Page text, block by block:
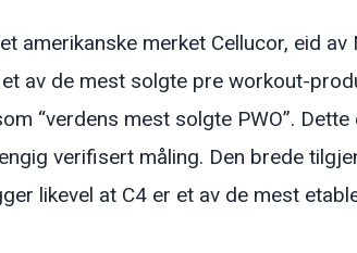
amerikanske merket Cellucor, eid
av de mest solgte pre workout-
“verdens mest solgte PWO”.
verifisert måling. Den brede
likevel at C4 er et av de mest